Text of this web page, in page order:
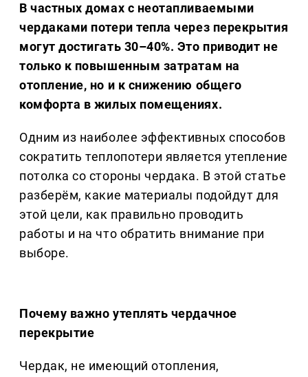
В частных домах с неотапливаемыми
чердаками потери тепла через перекрытия
могут достигать 30–40%. Это приводит не
только к повышенным затратам на
отопление, но и к снижению общего
комфорта в жилых помещениях.
Одним из наиболее эффективных способов
сократить теплопотери является утепление
потолка со стороны чердака. В этой статье
разберём, какие материалы подойдут для
этой цели, как правильно проводить
работы и на что обратить внимание при
выборе.
Почему важно утеплять чердачное
перекрытие
Чердак, не имеющий отопления,